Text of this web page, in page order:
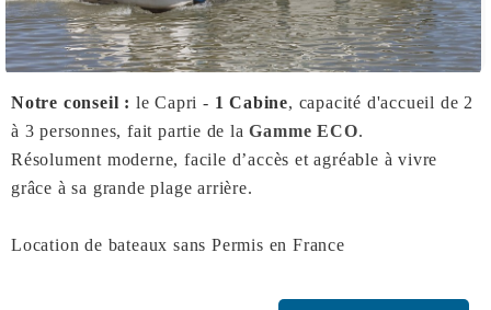
Notre conseil : le Capri - 1 Cabine, capacité d'accueil de 2
à 3 personnes, fait partie de laGamme ECO.
Résolument moderne, facile d’accès et agréable à vivre
grâce à sa grande plage arrière.
Location de bateaux sans Permis en France